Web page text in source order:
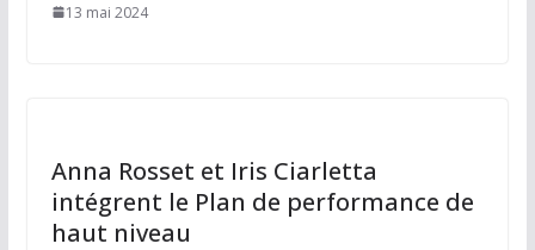
13 mai 2024
Anna Rosset et Iris Ciarletta
intégrent le Plan de performance de
haut niveau